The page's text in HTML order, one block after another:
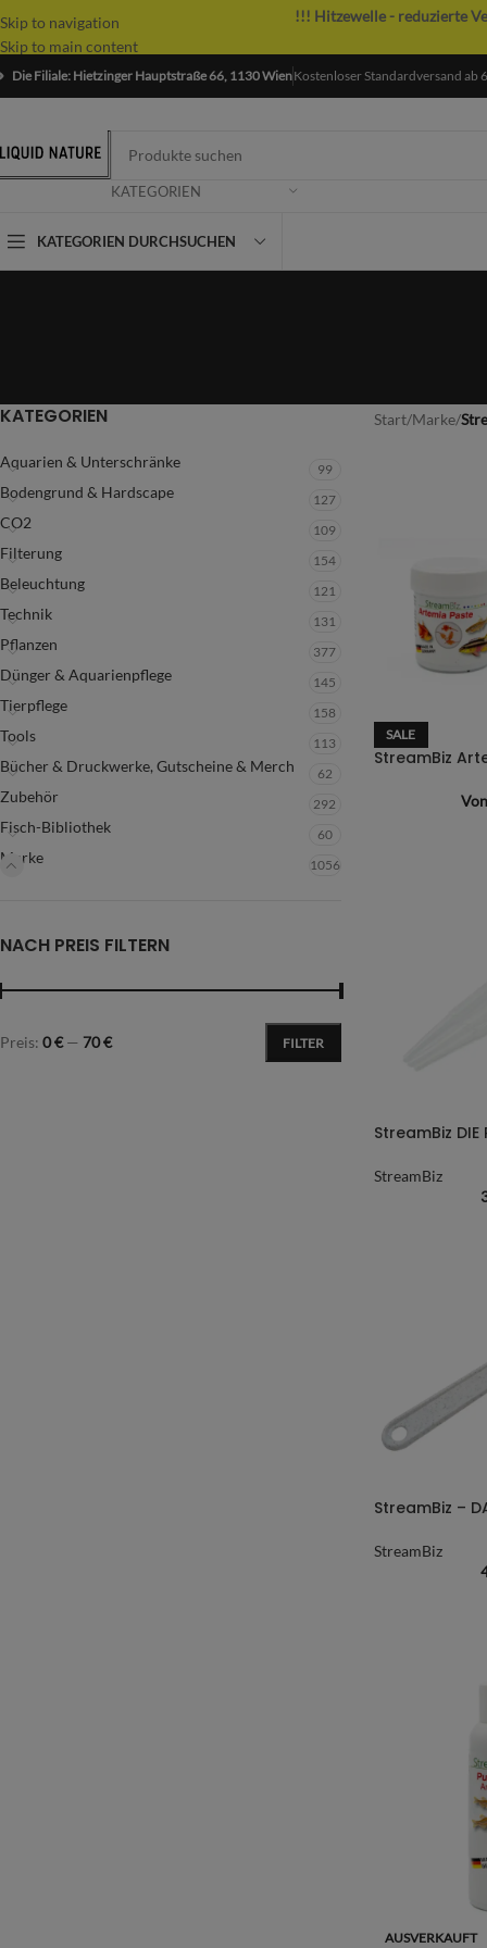
Skip to navigation
Skip to main content
!!! Hitzewelle - reduzierte
Die Filiale: Hietzinger Hauptstraße 66, 1130 WienKostenloser Standardversand ab
KATEGORIEN
KATEGORIEN DURCHSUCHEN
KATEGORIEN
Aquarien & Unterschränke 99
Bodengrund & Hardscape 127
CO2 109
Filterung 154
Beleuchtung 121
Technik 131
Pflanzen 377
Dünger & Aquarienpflege 145
Tierpflege 158
Tools 113
Bücher & Druckwerke, Gutscheine & Merch 62
Zubehör 292
Fisch-Bibliothek 60
Marke 1056
NACH PREIS FILTERN
FILTER
Preis: 0 €— 70 €
Start/Marke/
SALE
Von
StreamBiz
StreamBiz
StreamBiz –
StreamBiz
AUSVERKAUFT